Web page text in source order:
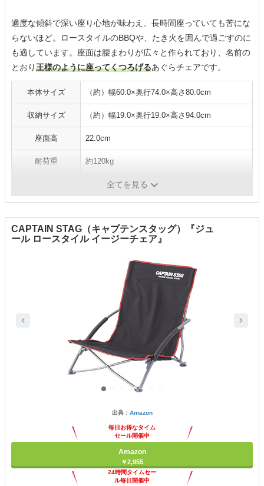
適度な傾斜で深い座り心地が味わえ、長時間座っていても苦にな
らないほど。ロースタイルのBBQや、たき火を囲んで過ごすのに
も適しています。座面は腰まわりが広々と作られており、名前の
とおり王様のように座ってくつろげるあぐらチェアです。
本体サイズ （約）幅60.0×奥行74.0×高さ80.0cm
収納サイズ （約）幅19.0×奥行19.0×高さ94.0cm
座面高 22.0cm
耐荷重 約120kg
約3.5kg全てを見る
CAPTAIN STAG（キャプテンスタッグ）『ジュ
ール ロースタイル イージーチェア』
出典： Amazon
毎日お得なタイム
セール開催中
Amazon
￥2,955
24時間タイムセー
ル毎日開催中